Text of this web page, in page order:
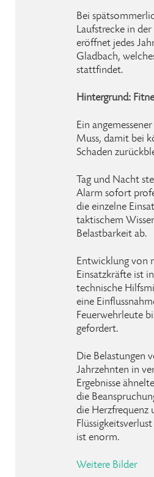
Bei
Laufstrecke in
eröffnet jedes
Gladbach,
stattfindet.
Hintergrund:
Ein
Muss, damit bei
Schaden
Tag und Nacht
Alarm sofort
die einzelne
taktischem
Belastbarkeit ab.
Entwicklung von
Einsatzkräfte ist
technische
eine
Feuerwehrleute
gefordert.
Die Belastungen
Jahrzehnten in
Ergebnisse
die
die Herzfrequenz
ist enorm.
Weitere Bilder